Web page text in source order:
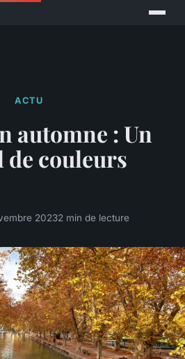
ACTU
automne : Un
de couleurs
20232 min de lecture